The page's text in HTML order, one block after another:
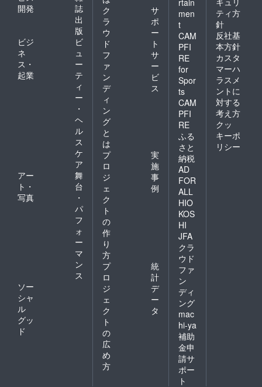
開発
誌
出
版
ビジ
ネ
ス・
起業
ビ
ュ
ー
テ
ィ
ー
・
ヘ
ル
ス
ケ
ア
アー
ト・
写真
舞
台
・
パ
フ
ォ
ー
マ
ン
ス
ソー
シャ
ル
グッ
ド
ク
ラ
ウ
ド
フ
ァ
ン
デ
ィ
ン
グ
と
は
サ
ポ
ー
ト
サ
ー
ビ
ス
プ
ロ
ジ
ェ
ク
ト
の
作
り
方
実
施
事
例
プ
ロ
ジ
ェ
ク
ト
の
広
め
方
統
計
デ
ー
タ
men
t
CAM
PFI
RE
for
Spor
ts
CAM
PFI
RE
ふる
さと
納税
AD
FOR
ALL
HIO
KOS
HI
JFA
クラ
ウド
ファ
ン
ディ
ング
mac
hi-ya
補助
金申
請サ
ポー
ト
ティ方
針
反社基
本方針
カスタ
マーハ
ラスメ
ントに
対する
考え方
クッ
キーポ
リシー